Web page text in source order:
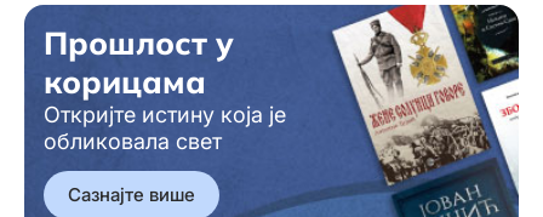
Прошлост у
корицама
Откријте истину која је
обликовала свет
Сазнајте више